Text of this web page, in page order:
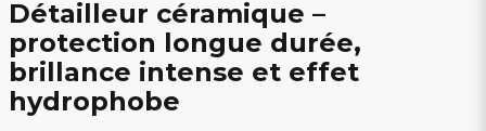
Détailleur céramique –
protection longue durée,
brillance intense et effet
hydrophobe